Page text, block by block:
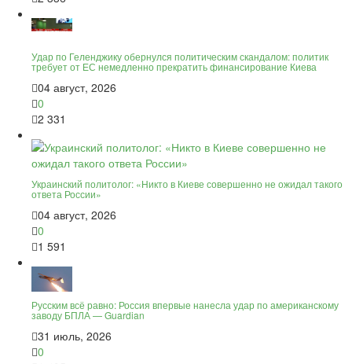
Удар по Геленджику обернулся политическим скандалом: политик
требует от ЕС немедленно прекратить финансирование Киева
04 август, 2026
0
2 331
Украинский политолог: «Никто в Киеве совершенно не ожидал такого
ответа России»
04 август, 2026
0
1 591
Русским всё равно: Россия впервые нанесла удар по американскому
заводу БПЛА — Guardian
31 июль, 2026
0